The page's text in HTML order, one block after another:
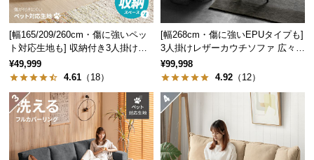
中
型
商
品
の
送
に
い
[幅165/209/260cm・傷に強いペッ
ト対応生地も] 収納付き3人掛け多
機能ソファ
¥49,999
4.61 （18）
[幅268cm・傷に強いEPUタイプも]
3人掛けレザーカウチソファ 広々設
計 高級感
¥99,998
4.92 （12）